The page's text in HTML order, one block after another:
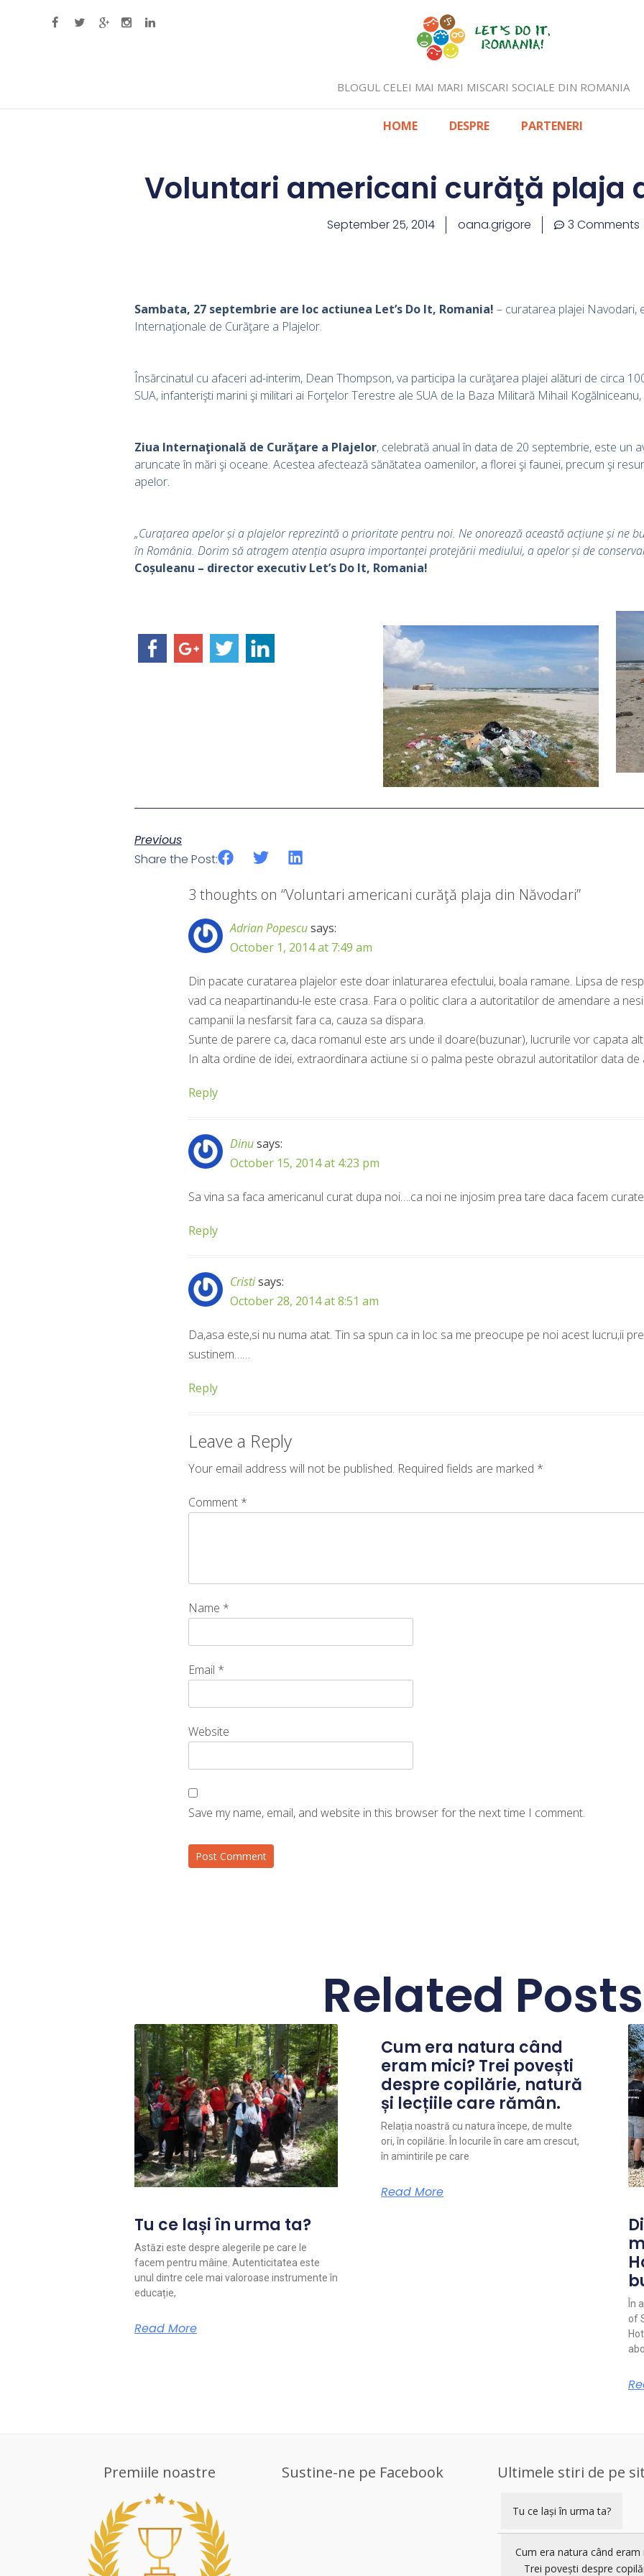
BLOGUL CELEI MAI MARI MISCARI SOCIALE DIN ROMANIA
HOME DESPRE PARTENERI
Voluntari americani curăţă plaja
September 25, 2014 oana.grigore 3 Comments
Sambata, 27 septembrie are loc actiunea Let’s Do It, Romania! – curatarea plajei Navodari,
Internaţionale de Curăţare a Plajelor.
Însărcinatul cu afaceri ad-interim, Dean Thompson, va participa la curăţarea plajei alături de circa
SUA, infanterişti marini şi militari ai Forţelor Terestre ale SUA de la Baza Militară Mihail
Ziua Internaţională de Curăţare a Plajelor, celebrată anual în data de 20 septembrie, este un
aruncate în mări şi oceane. Acestea afectează sănătatea oamenilor, a florei şi faunei, precum şi
apelor.
„Curațarea apelor și a plajelor reprezintă o prioritate pentru noi. Ne onorează această acțiune și ne
în România. Dorim să atragem atenția asupra importanței protejării mediului, a apelor și de
Coșuleanu – director executiv Let’s Do It, Romania!
Previous
Share the Post:
3 thoughts on “Voluntari americani curăţă plaja din Năvodari”
Adrian Popescusays:
October 1, 2014 at 7:49 am
Din pacate curatarea plajelor este doar inlaturarea efectului, boala ramane. Lipsa de
vad ca neapartinandu-le este crasa. Fara o politic clara a autoritatilor de amendare a
campanii la nesfarsit fara ca, cauza sa dispara.
Sunte de parere ca, daca romanul este ars unde il doare(buzunar), lucrurile vor capata
In alta ordine de idei, extraordinara actiune si o palma peste obrazul autoritatilor data de
Reply
Dinusays:
October 15, 2014 at 4:23 pm
Sa vina sa faca americanul curat dupa noi….ca noi ne injosim prea tare daca facem
Reply
Cristisays:
October 28, 2014 at 8:51 am
Da,asa este,si nu numa atat. Tin sa spun ca in loc sa me preocupe pe noi acest lucru,ii
sustinem……
Reply
Leave a Reply
Your email address will not be published. Required fields are marked *
Comment *
Name *
Email *
Website
Save my name, email, and website in this browser for the next time I comment.
Related Posts
Tu ce lași în urma ta?
Astăzi este despre alegerile pe care le
facem pentru mâine. Autenticitatea este
unul dintre cele mai valoroase instrumente în
educație,
Read More
Cum era natura când
eram mici? Trei povești
despre copilărie, natură
și lecțiile care rămân.
Relația noastră cu natura începe, de multe
ori, în copilărie. În locurile în care am crescut,
în amintirile pe care
Read More
În
of
Premiile noastre Sustine-ne pe Facebook Ultimele stiri de pe
Tu ce lași în urma ta?
Cum era natura când eram
Trei povești despre